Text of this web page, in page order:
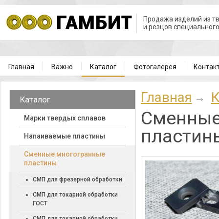
Продажа изделий из
и резцов
Главная Важно Каталог Фотогалерея
Каталог
Марки твердых сплавов
Напаиваемые пластины
Cменные многогранные
пластины
СМП для фрезерной обработки
СМП для токарной обработки
ГОСТ
Главная